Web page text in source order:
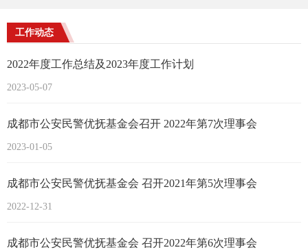
工作动态
2022年度工作总结及2023年度工作计划
2023-05-07
成都市公安民警优抚基金会召开 2022年第7次理事会
2023-01-05
成都市公安民警优抚基金会 召开2021年第5次理事会
2022-12-31
成都市公安民警优抚基金会 召开2022年第6次理事会